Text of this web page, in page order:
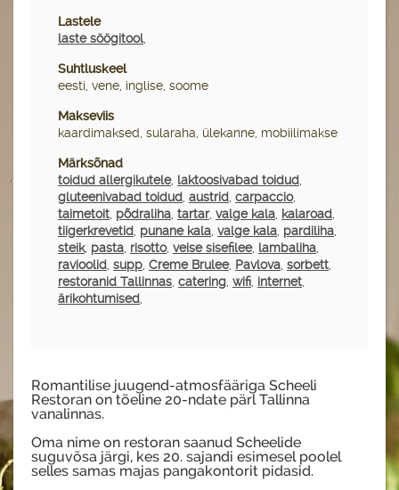
Lastele
laste söögitool,
Suhtluskeel
eesti, vene, inglise, soome
Makseviis
kaardimaksed, sularaha, ülekanne, mobiilimakse
Märksõnad
toidud allergikutele, laktoosivabad toidud,
gluteenivabad toidud, austrid, carpaccio,
taimetoit, põdraliha, tartar, valge kala, kalaroad,
tiigerkrevetid, punane kala, valge kala, pardiliha,
steik, pasta, risotto, veise sisefilee, lambaliha,
ravioolid, supp, Creme Brulee, Pavlova, sorbett,
restoranid Tallinnas, catering, wifi, internet,
ärikohtumised,
Romantilise juugend-atmosfääriga Scheeli
Restoran on tõeline 20-ndate pärl Tallinna
vanalinnas.
Oma nime on restoran saanud Scheelide
suguvõsa järgi, kes 20. sajandi esimesel poolel
selles samas majas pangakontorit pidasid.